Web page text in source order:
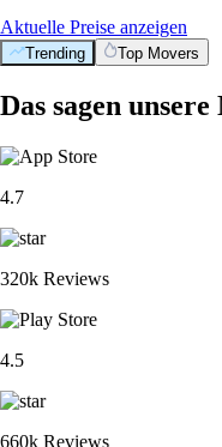
Aktuelle Preise anzeigen
Trending Top Movers
Das sagen
4.7
320k Reviews
4.5
660k Reviews